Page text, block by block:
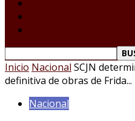
Inicio Nacional SCJN
definitiva de obras de Frida...
Nacional